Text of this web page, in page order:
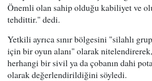
Önemli olan sahip olduğu kabiliyet ve
tehdittir." dedi.
Yetkili ayrıca sınır bölgesini "silahlı
için bir oyun alanı" olarak
herhangi bir sivil ya da çobanın dahi
olarak değerlendirildiğini söyledi.